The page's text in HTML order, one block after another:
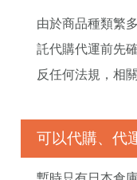
由於商品種類繁
託代購代運前先
反任何法規，相
可以代購、代